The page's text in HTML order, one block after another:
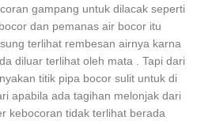
gampang untuk dilacak seperti
dan pemanas air bocor itu
terlihat rembesan airnya karna
diluar terlihat oleh mata . Tapi dari
titik pipa bocor sulit untuk di
apabila ada tagihan melonjak dari
kebocoran tidak terlihat berada